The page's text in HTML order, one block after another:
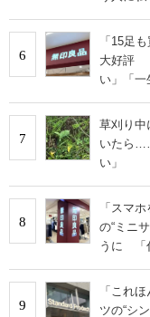
6
「15足
大好評
い」「一
7
草刈り
いたら
い」
8
「スマ
の“ミニ
うに 「
9
「これ
ツの“シ